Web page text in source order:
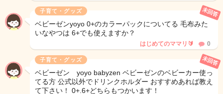
子育て・グッズ
ベビーゼンyoyo 0+のカラーパックについてる 毛布みた
いなやつは 6+でも使えますか？
未回答
はじめてのママリ🔰 0
子育て・グッズ
ベビーゼン yoyo babyzen ベビーゼンのベビーカー使っ
てる方 公式以外でドリンクホルダー おすすめあれば教え
て下さい！ 0+.6+どちらもつかいます！
未回答